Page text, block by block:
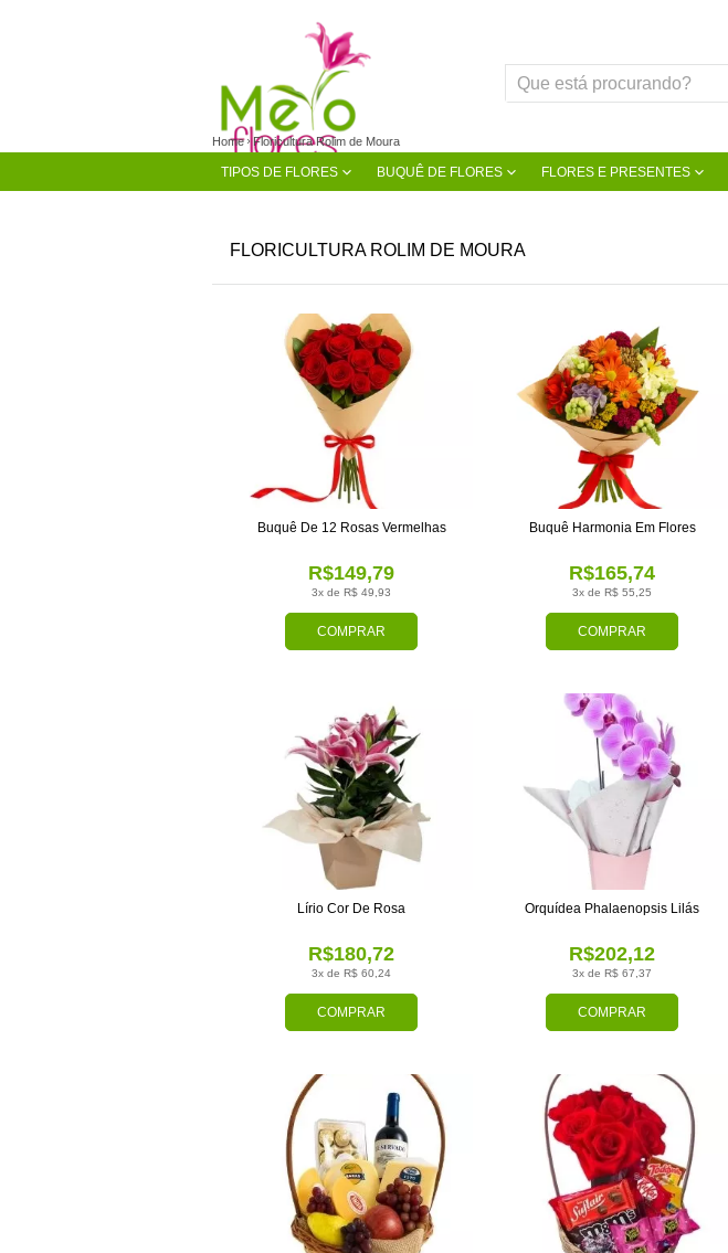
TIPOS DE FLORES BUQUÊ DE FLORES FLORES E PRESENTES
Home Floricultura Rolim de Moura
FLORICULTURA ROLIM DE MOURA
COMPRAR
3x de R$ 49,93
R$149,79
Buquê De 12 Rosas Vermelhas
COMPRAR
3x de R$ 55,25
R$165,74
Buquê Harmonia Em Flores
COMPRAR
3x de R$ 60,24
R$180,72
Lírio Cor De Rosa
COMPRAR
3x de R$ 67,37
R$202,12
Orquídea Phalaenopsis Lilás